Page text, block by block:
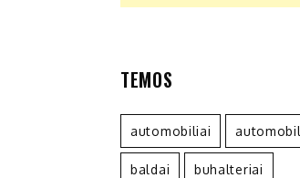
TEMOS
automobiliai
baldai buhalteriai